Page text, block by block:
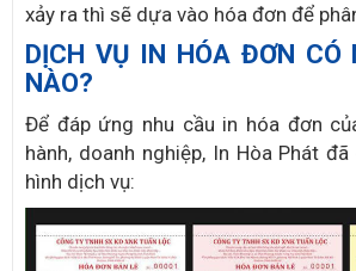
xảy ra thì sẽ dựa vào hóa đơn để
DỊCH VỤ IN HÓA ĐƠN CÓ
NÀO?
Để đáp ứng nhu cầu in hóa đơn
hành, doanh nghiệp, In Hòa Phát
hình dịch vụ: